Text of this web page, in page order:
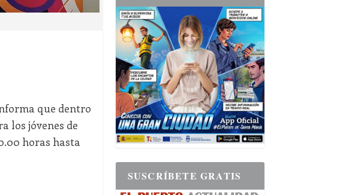
que dentro
los jóvenes de
horas hasta
SUSCRÍBETE GRATIS